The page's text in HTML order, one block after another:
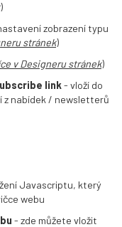
)
zobrazení typu
stránek)
v Designeru stránek)
link- vloží do
z nabídek / newsletterů
Javascriptu, který
webu
- zde můžete vložit